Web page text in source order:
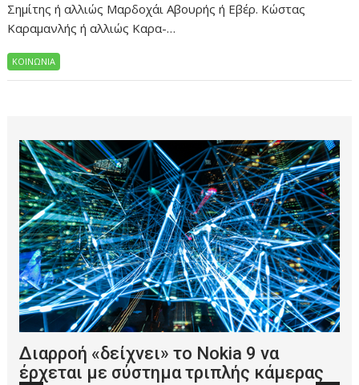
Σημίτης ή αλλιώς Μαρδοχάι Αβουρής ή Εβέρ. Κώστας
Καραμανλής ή αλλιώς Καρα-…
ΚΟΙΝΩΝΙΑ
Διαρροή «δείχνει» το Nokia 9 να
έρχεται με σύστημα τριπλής κάμερας